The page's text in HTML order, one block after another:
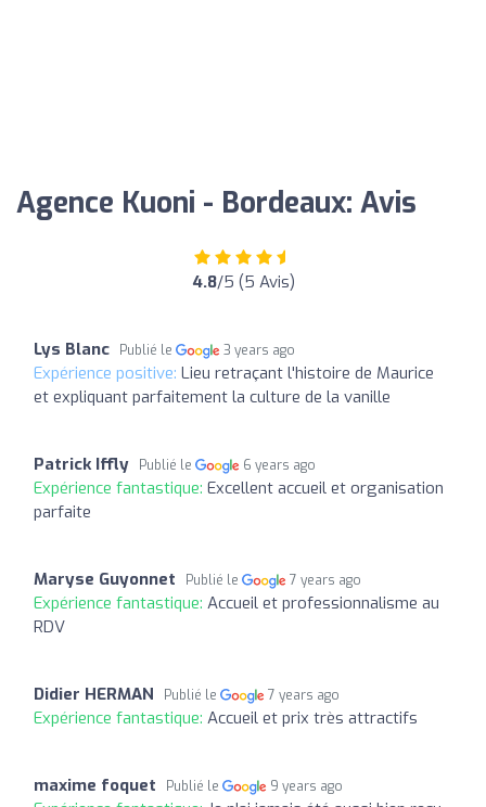
Agence Kuoni - Bordeaux: Avis
4.8/5 (5 Avis)
Lys Blanc Publié le 3 years ago
Expérience positive: Lieu retraçant l'histoire de Maurice
et expliquant parfaitement la culture de la vanille
Patrick Iffly Publié le 6 years ago
Expérience fantastique: Excellent accueil et organisation
parfaite
Maryse Guyonnet Publié le 7 years ago
Expérience fantastique: Accueil et professionnalisme au
RDV
Didier HERMAN Publié le 7 years ago
Expérience fantastique: Accueil et prix très attractifs
maxime foquet Publié le 9 years ago